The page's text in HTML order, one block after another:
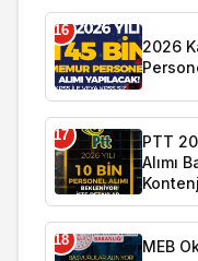
16
2026
17
PTT
Alımı
18
MEB